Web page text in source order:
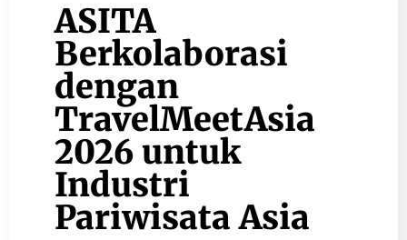
ASITA
Berkolaborasi
dengan
TravelMeetAsia
2026 untuk
Industri
Pariwisata Asia